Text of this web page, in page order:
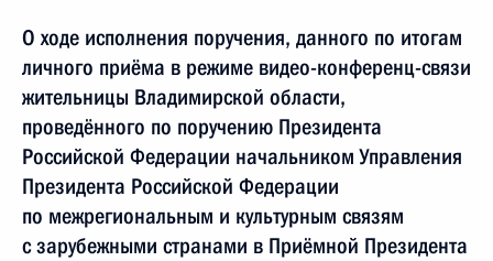
О ходе исполнения поручения, данного по итогам
личного приёма в режиме видео-конференц-связи
жительницы Владимирской области,
проведённого по поручению Президента
Российской Федерации начальником Управления
Президента Российской Федерации
по межрегиональным и культурным связям
с зарубежными странами в Приёмной Президента